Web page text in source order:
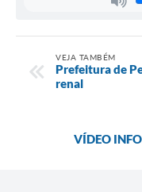
VEJA TAMBÉM
Prefeitura de
renal
VÍDEO